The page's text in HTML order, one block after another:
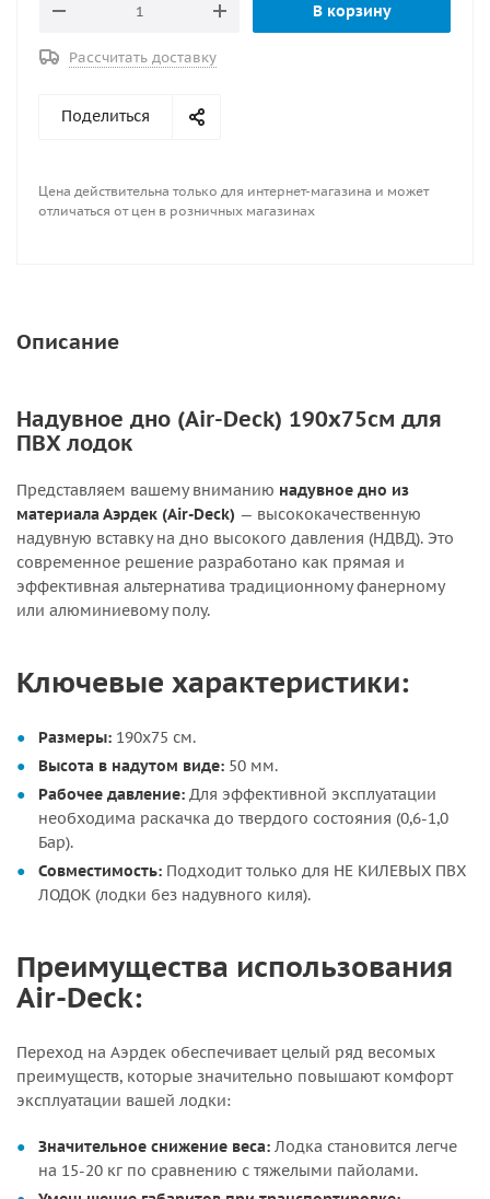
В корзину
Рассчитать доставку
Поделиться
Цена действительна только для интернет-магазина и может
отличаться от цен в розничных магазинах
Описание
Надувное дно (Air-Deck) 190х75см для
ПВХ лодок
Представляем вашему вниманию надувное дно из
материала Аэрдек (Air-Deck) — высококачественную
надувную вставку на дно высокого давления (НДВД). Это
современное решение разработано как прямая и
эффективная альтернатива традиционному фанерному
или алюминиевому полу.
Ключевые характеристики:
Размеры: 190х75 см.
Высота в надутом виде: 50 мм.
Рабочее давление: Для эффективной эксплуатации
необходима раскачка до твердого состояния (0,6-1,0
Бар).
Совместимость: Подходит только для НЕ КИЛЕВЫХ ПВХ
ЛОДОК (лодки без надувного киля).
Преимущества использования
Air-Deck:
Переход на Аэрдек обеспечивает целый ряд весомых
преимуществ, которые значительно повышают комфорт
эксплуатации вашей лодки:
Значительное снижение веса: Лодка становится легче
на 15-20 кг по сравнению с тяжелыми пайолами.